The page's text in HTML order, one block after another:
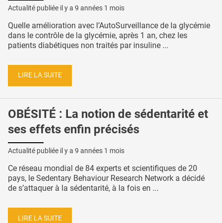
Actualité publiée il y a 9 années 1 mois
Quelle amélioration avec l’AutoSurveillance de la glycémie
dans le contrôle de la glycémie, après 1 an, chez les
patients diabétiques non traités par insuline ...
LIRE LA SUITE
OBÉSITÉ : La notion de sédentarité et
ses effets enfin précisés
Actualité publiée il y a 9 années 1 mois
Ce réseau mondial de 84 experts et scientifiques de 20
pays, le Sedentary Behaviour Research Network a décidé
de s’attaquer à la sédentarité, à la fois en ...
LIRE LA SUITE